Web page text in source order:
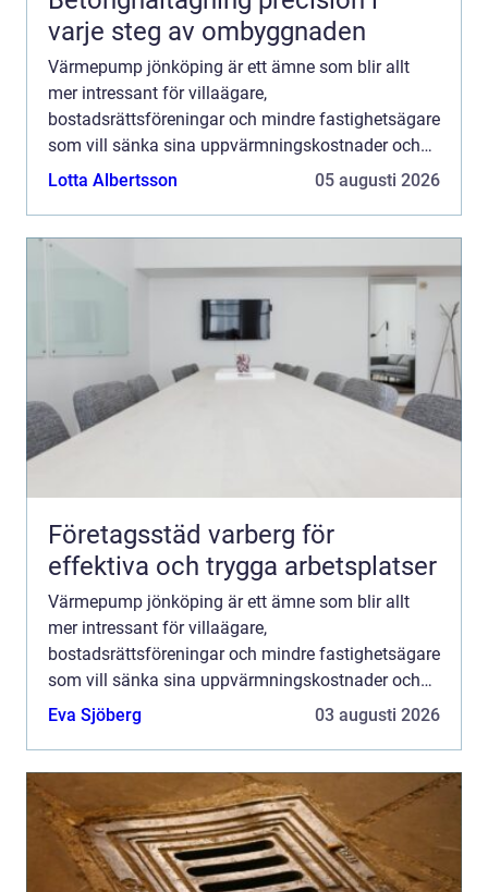
varje steg av ombyggnaden
Värmepump jönköping är ett ämne som blir allt
mer intressant för villaägare,
bostadsrättsföreningar och mindre fastighetsägare
som vill sänka sina uppvärmningskostnader och
få ett mer hållbart värmesystem. Genom att ta vara
Lotta Albertsson 05 augusti 2026
Företagsstäd varberg för
effektiva och trygga arbetsplatser
Värmepump jönköping är ett ämne som blir allt
mer intressant för villaägare,
bostadsrättsföreningar och mindre fastighetsägare
som vill sänka sina uppvärmningskostnader och
få ett mer hållbart värmesystem. Genom att ta vara
Eva Sjöberg 03 augusti 2026